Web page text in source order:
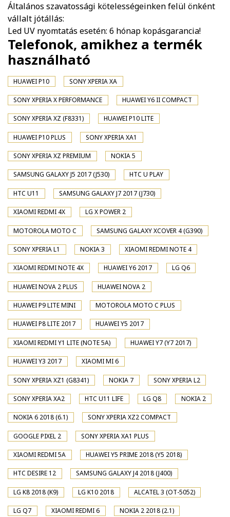
Általános szavatossági kötelességeinken felül önként
vállalt jótállás:
Led UV nyomtatás esetén: 6 hónap kopásgarancia!
Telefonok, amikhez a termék
használható
HUAWEI P10 SONY XPERIA XA
SONY XPERIA X PERFORMANCE HUAWEI Y6 II COMPACT
SONY XPERIA XZ (F8331) HUAWEI P10 LITE
HUAWEI P10 PLUS SONY XPERIA XA1
SONY XPERIA XZ PREMIUM NOKIA 5
SAMSUNG GALAXY J5 2017 (J530) HTC U PLAY
HTC U11 SAMSUNG GALAXY J7 2017 (J730)
XIAOMI REDMI 4X LG X POWER 2
MOTOROLA MOTO C SAMSUNG GALAXY XCOVER 4 (G390)
SONY XPERIA L1 NOKIA 3 XIAOMI REDMI NOTE 4
XIAOMI REDMI NOTE 4X HUAWEI Y6 2017 LG Q6
HUAWEI NOVA 2 PLUS HUAWEI NOVA 2
HUAWEI P9 LITE MINI MOTOROLA MOTO C PLUS
HUAWEI P8 LITE 2017 HUAWEI Y5 2017
XIAOMI REDMI Y1 LITE (NOTE 5A) HUAWEI Y7 (Y7 2017)
HUAWEI Y3 2017 XIAOMI MI 6
SONY XPERIA XZ1 (G8341) NOKIA 7 SONY XPERIA L2
SONY XPERIA XA2 HTC U11 LIFE LG Q8 NOKIA 2
NOKIA 6 2018 (6.1) SONY XPERIA XZ2 COMPACT
GOOGLE PIXEL 2 SONY XPERIA XA1 PLUS
XIAOMI REDMI 5A HUAWEI Y5 PRIME 2018 (Y5 2018)
HTC DESIRE 12 SAMSUNG GALAXY J4 2018 (J400)
LG K8 2018 (K9) LG K10 2018 ALCATEL 3 (OT-5052)
LG Q7 XIAOMI REDMI 6 NOKIA 2 2018 (2.1)